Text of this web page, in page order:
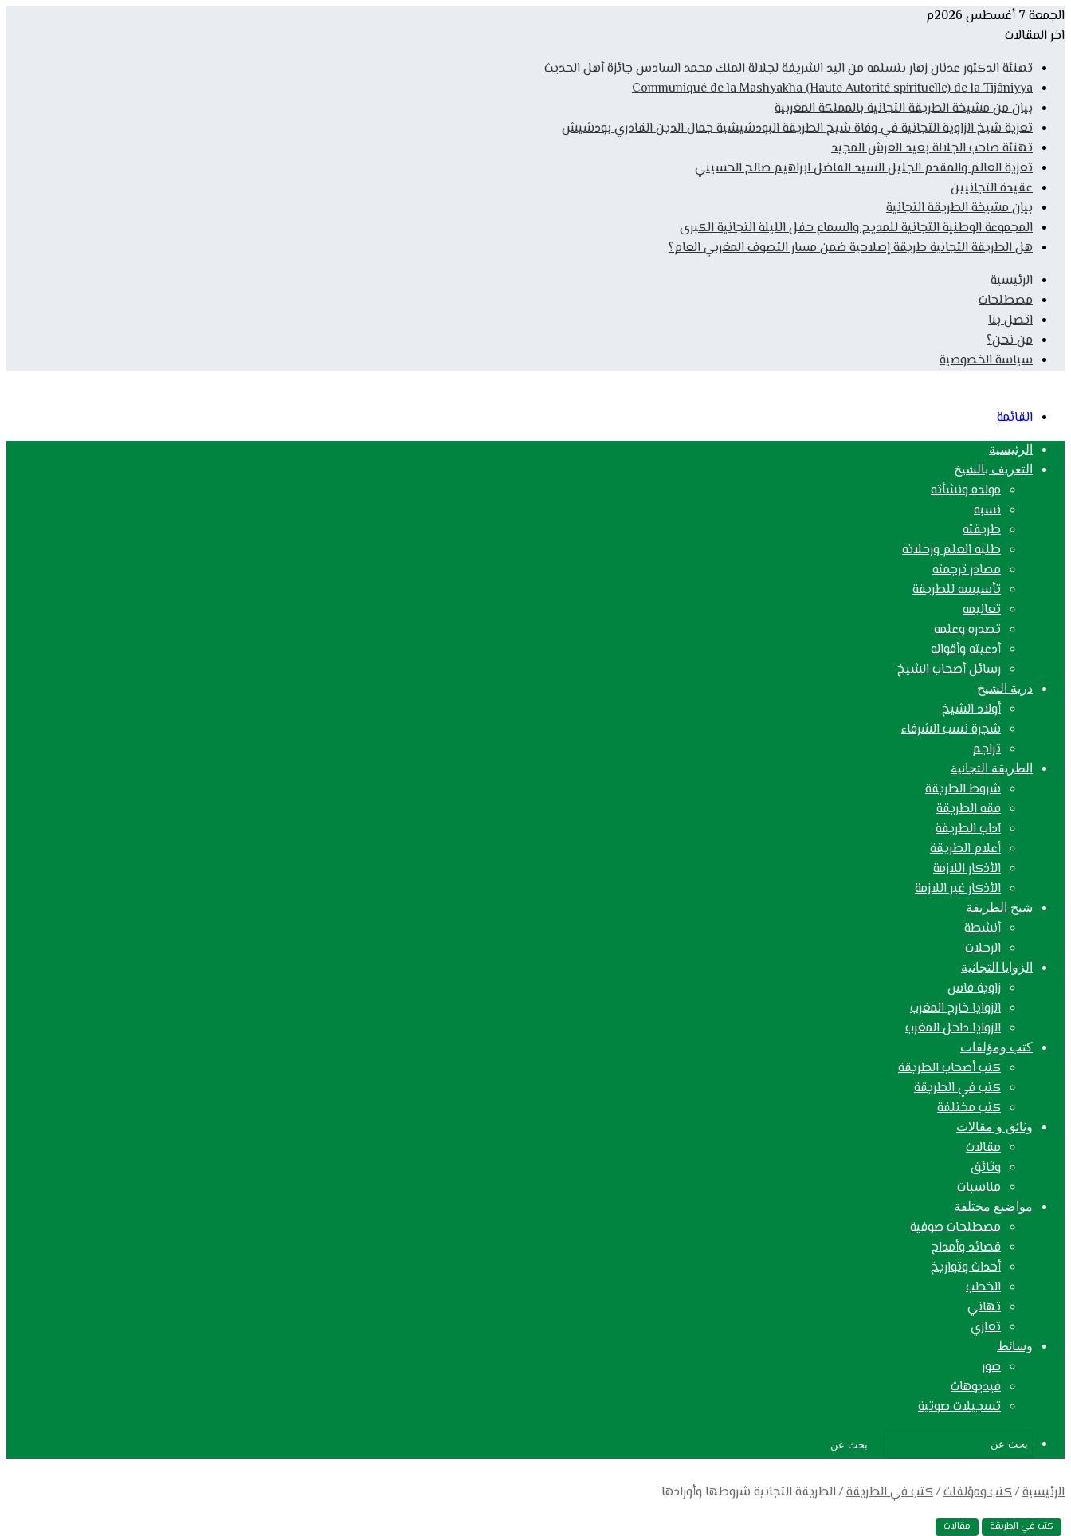
الجمعة 7 أغسطس 2026م
اخر المقالات
تهنئة الدكتور عدنان زهار بتسلمه من اليد الشريفة لجلالة الملك محمد السادس جائزة أهل الحديث
Communiqué de la Mashyakha (Haute Autorité spirituelle) de la Tijâniyya
بيان من مشيخة الطريقة التجانية بالمملكة المغربية
تعزية شيخ الزاوية التجانية في وفاة شيخ الطريقة البودشيشية جمال الدين القادري بودشيش
تهنئة صاحب الجلالة بعيد العرش المجيد
تعزية العالم والمقدم الجليل السيد الفاضل ابراهيم صالح الحسيني
عقيدة التجانيين
بيان مشيخة الطريقة التجانية
المجموعة الوطنية التجانية للمديح والسماع حفل الليلة التجانية الكبرى
هل الطريقة التجانية طريقة إصلاحية ضمن مسار التصوف المغربي العام؟
الرئيسية
مصطلحات
اتصل بنا
من نحن؟
سياسة الخصوصية
القائمة
الرئيسية
التعريف بالشيخ
مولده ونشأته
نسبه
طريقته
طلبه العلم ورحلاته
مصادر ترجمته
تأسيسه للطريقة
تعاليمه
تصدره وعلمه
أدعيته وأقواله
رسائل أصحاب الشيخ
ذرية الشيخ
أولاد الشيخ
شجرة نسب الشرفاء
تراجم
الطريقة التجانية
شروط الطريقة
فقه الطريقة
آداب الطريقة
أعلام الطريقة
الأذكار اللازمة
الأذكار غير اللازمة
شيخ الطريقة
أنشطة
الرحلات
الزوايا التجانية
زاوية فاس
الزوايا خارج المغرب
الزوايا داخل المغرب
كتب ومؤلفات
كتب أصحاب الطريقة
كتب في الطريقة
كتب مختلفة
وثائق و مقالات
مقالات
وثائق
مناسبات
مواضيع مختلفة
مصطلحات صوفية
قصائد وأمداح
أحداث وتواريخ
الخطب
تهاني
تعازي
وسائط
صور
فيديوهات
تسجيلات صوتية
بحث عن
الرئيسية/كتب ومؤلفات/كتب في الطريقة/الطريقة التجانية شروطها وأورادها
كتب في الطريقة مقالات